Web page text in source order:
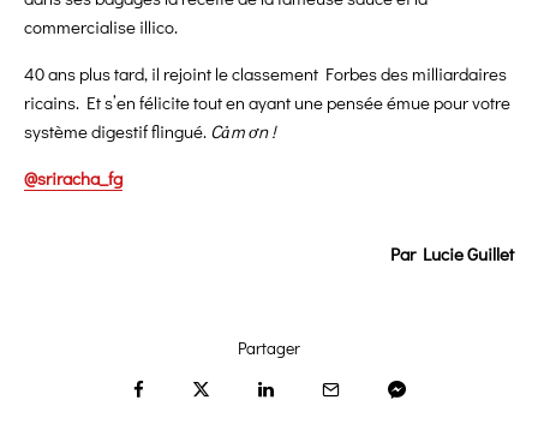
commercialise illico.
40 ans plus tard, il rejoint le classement Forbes des milliardaires
ricains. Et s’en félicite tout en ayant une pensée émue pour votre
système digestif flingué. Cảm ơn !
@sriracha_fg
Par Lucie Guillet
Partager